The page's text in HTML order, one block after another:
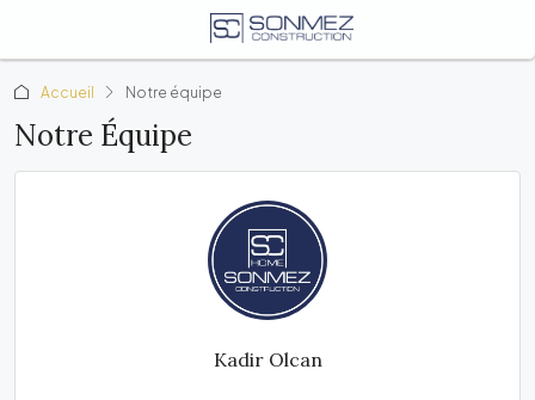
Accueil Notre équipe
Notre Équipe
Kadir Olcan